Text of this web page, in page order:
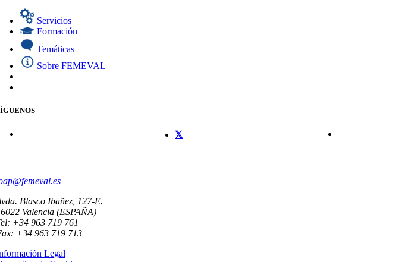
Servicios
Formación
Temáticas
Sobre FEMEVAL
Blasco Ibañez, 127-E.
Valencia (ESPAÑA)
+34 963 719 761
+34 963 719 713
Legal